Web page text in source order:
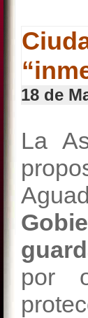
18 de
La
por